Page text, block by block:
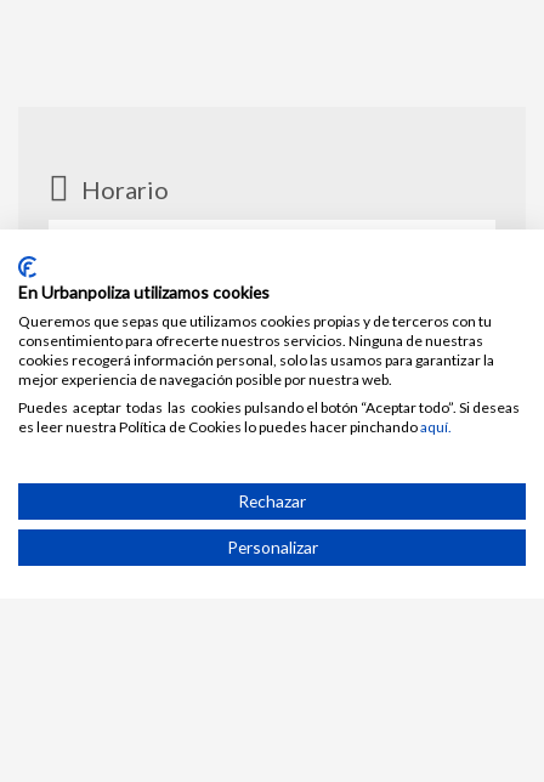
Horario
Comparte tus dudas con nosotros
24 61 30||944 58 01 24
info@urbanpoliza.com
En Urbanpoliza utilizamos cookies
Queremos que sepas que utilizamos cookies propias y de terceros con tu
consentimiento para ofrecerte nuestros servicios. Ninguna de nuestras
cookies recogerá información personal, solo las usamos para garantizar la
mejor experiencia de navegación posible por nuestra web.
Puedes aceptar todas las cookies pulsando el botón “Aceptar todo”. Si deseas
es leer nuestra Política de Cookies lo puedes hacer pinchandoaquí.
Rechazar
Personalizar